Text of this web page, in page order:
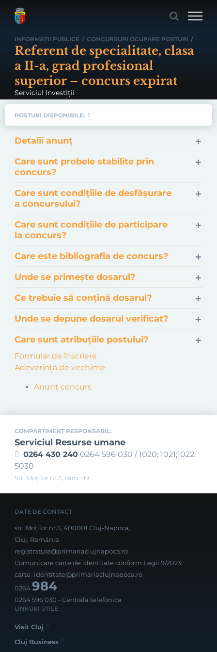
INFORMAȚII PUBLICE / CONCURSURI OCUPARE POSTURI /
Referent de specialitate, clasa
a II-a, grad profesional
superior – concurs expirat
Serviciul Investiţii
POSTURI DISPONIBILE: 1
Detalii anunț
Care sunt probele stabilite prin
concurs?
Care sunt condițiile de desfășurare
a concursului?
Care sunt condițiile de participare
la concurs?
Care este bibliografia de concurs?
Unde se primește dosarul?
Ce trebuie să conțină dosarul?
Unde se depune dosarul verificat?
Care sunt atribuțiile postului?
Formular de înscriere
Adeverință de vechime
Anunț concurs
COMPARTIMENT RESPONSABIL:
Serviciul Resurse umane
0264 430 240 0264 596 030 / 1020; 1021;1022;
5030
Str. Moţilor nr.3, cam. 99
DATE DE CONTACT
str. Moților nr.3, 400001 Cluj-Napoca,
Cluj, România
registratura@primariaclujnapoca.ro
Comunicare carte de identitate conform Legii 9/2023:
carte_identitate@primariaclujnapoca.ro
0264984
0264 596 030 - Centrala telefonica
LINKURI UTILE
Visit Cluj
Cluj Business